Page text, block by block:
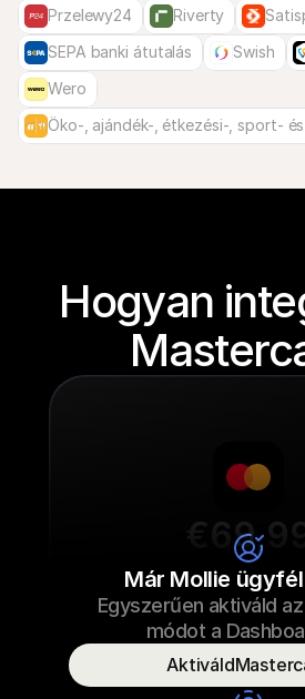
Przelewy24
Riverty
SEPA banki átutalás
Swish
Wero
Öko-, ajándék-, étkezési-, sport-
Hogyan
Cipőfűző
Cipőfűző
2022.09.23. 17:29
Már Mollie
Egyszerűen aktiváld
módot a